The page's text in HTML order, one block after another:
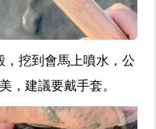
，挖到會馬上噴水，公
，建議要戴手套。